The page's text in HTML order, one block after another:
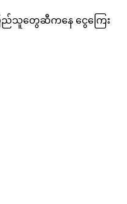
ြည်သူတွေဆီကနေ ငွေကြေး